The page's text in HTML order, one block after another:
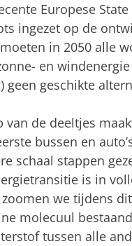
Europese
ingezet op de
in 2050 alle
en
geschikte
van de deeltjes
bussen en
schaal stappen
is in
we tijdens
molecuul
tussen alle